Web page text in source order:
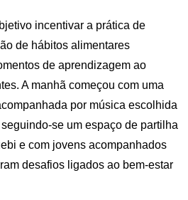
incentivar a prática de
de hábitos alimentares
de aprendizagem ao
A manhã começou com uma
por música escolhida
se um espaço de partilha
e com jovens acompanhados
desafios ligados ao bem‑estar